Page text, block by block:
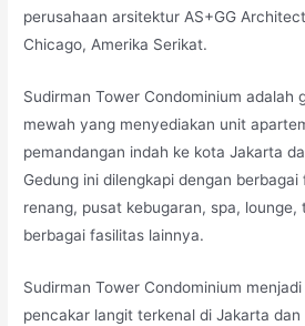
perusahaan arsitektur AS+GG
Chicago, Amerika Serikat.
Sudirman Tower Condominium adalah
mewah yang menyediakan unit
pemandangan indah ke kota Jakarta
Gedung ini dilengkapi dengan
renang, pusat kebugaran, spa, lounge,
berbagai fasilitas lainnya.
Sudirman Tower Condominium
pencakar langit terkenal di Jakarta